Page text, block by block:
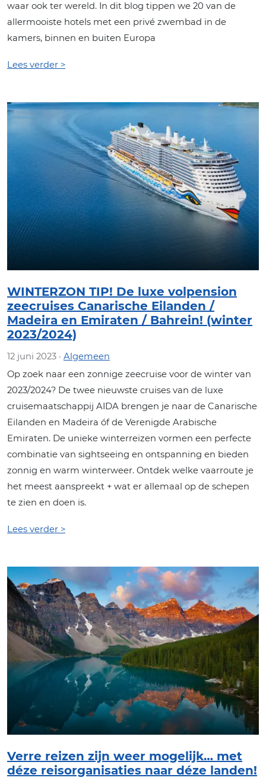
waar ook ter wereld. In dit blog tippen we 20 van de
allermooiste hotels met een privé zwembad in de
kamers, binnen en buiten Europa
Lees verder >
WINTERZON TIP! De luxe volpension
zeecruises Canarische Eilanden /
Madeira en Emiraten / Bahrein! (winter
2023/2024)
12 juni 2023 · Algemeen
Op zoek naar een zonnige zeecruise voor de winter van
2023/2024? De twee nieuwste cruises van de luxe
cruisemaatschappij AIDA brengen je naar de Canarische
Eilanden en Madeira óf de Verenigde Arabische
Emiraten. De unieke winterreizen vormen een perfecte
combinatie van sightseeing en ontspanning en bieden
zonnig en warm winterweer. Ontdek welke vaarroute je
het meest aanspreekt + wat er allemaal op de schepen
te zien en doen is.
Lees verder >
Verre reizen zijn weer mogelijk… met
déze reisorganisaties naar déze landen!